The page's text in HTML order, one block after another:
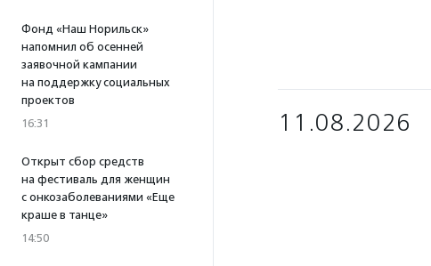
Фонд «Наш Норильск»
напомнил об осенней
заявочной кампании
на поддержку социальных
проектов
16:31
Открыт сбор средств
на фестиваль для женщин
с онкозаболеваниями «Еще
краше в танце»
14:50
11.08.2026